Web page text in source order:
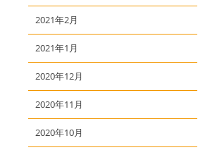
2021年2月
2021年1月
2020年12月
2020年11月
2020年10月